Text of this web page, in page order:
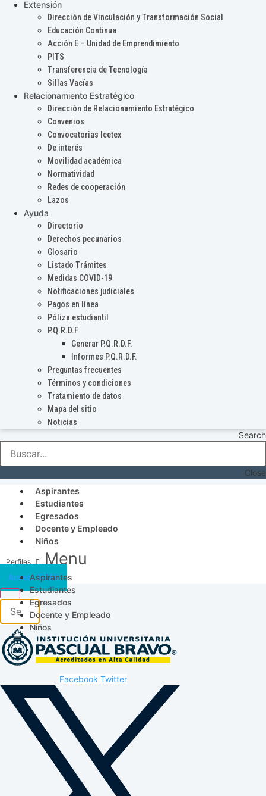
Extensión
Dirección de Vinculación y Transformación Social
Educación Continua
Acción E – Unidad de Emprendimiento
PITS
Transferencia de Tecnología
Sillas Vacías
Relacionamiento Estratégico
Dirección de Relacionamiento Estratégico
Convenios
Convocatorias Icetex
De interés
Movilidad académica
Normatividad
Redes de cooperación
Lazos
Ayuda
Directorio
Derechos pecunarios
Glosario
Listado Trámites
Medidas COVID-19
Notificaciones judiciales
Pagos en línea
Póliza estudiantil
P.Q.R.D.F
Generar P.Q.R.D.F.
Informes P.Q.R.D.F.
Preguntas frecuentes
Términos y condiciones
Tratamiento de datos
Mapa del sitio
Noticias
Search
Close
Aspirantes
Estudiantes
Egresados
Docente y Empleado
Niños
Menu
Aspirantes
Estudiantes
Egresados
Docente y Empleado
Niños
Acceso SICAU
Facebook Twitter